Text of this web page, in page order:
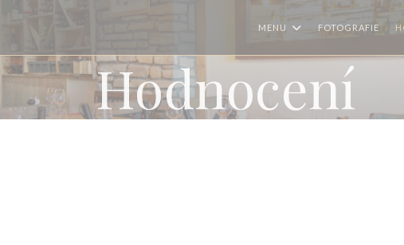
MENU FOTOGRAFIE
Hodnocení